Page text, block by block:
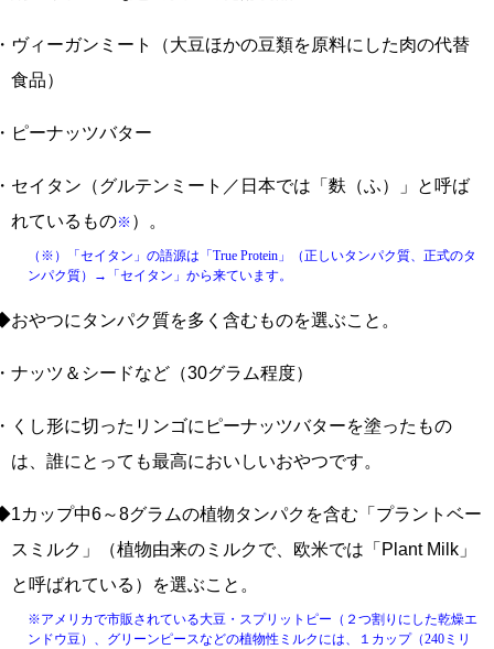
ヴィーガンミート（大豆ほかの豆類を原料にした肉の代替
食品）
ピーナッツバター
セイタン（グルテンミート／日本では「麩（ふ）」と呼ば
れているもの※ ）。
（※）「セイタン」の語源は「True Protein」（正しいタンパク質、正式のタ
ンパク質）→「セイタン」から来ています。
おやつにタンパク質を多く含むものを選ぶこと。
ナッツ＆シードなど（30グラム程度）
くし形に切ったリンゴにピーナッツバターを塗ったもの
は、誰にとっても最高においしいおやつです。
カップ中6～8グラムの植物タンパクを含む「プラントベー
スミルク」（植物由来のミルクで、欧米では「Plant Milk」
と呼ばれている）を選ぶこと。
※アメリカで市販されている大豆・スプリットピー（２つ割りにした乾燥エ
ンドウ豆）、グリーンピースなどの植物性ミルクには、１カップ（240ミリ